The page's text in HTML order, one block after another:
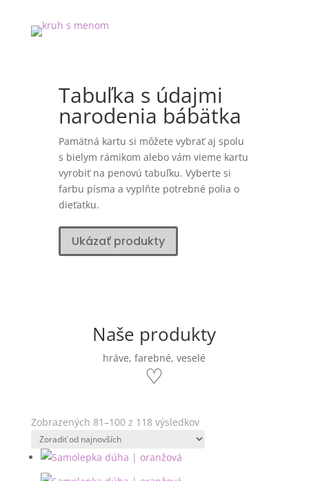
Tabuľka s údajmi
narodenia bábätka
Pamätná kartu si môžete vybrať aj spolu
s bielym rámikom alebo vám vieme kartu
vyrobiť na penovú tabuľku. Vyberte si
farbu písma a vyplňte potrebné polia o
dieťatku.
Ukázať produkty
Naše produkty
hráve, farebné, veselé
♡
Zobrazených 81–100 z 118 výsledkovZoradené
podľa